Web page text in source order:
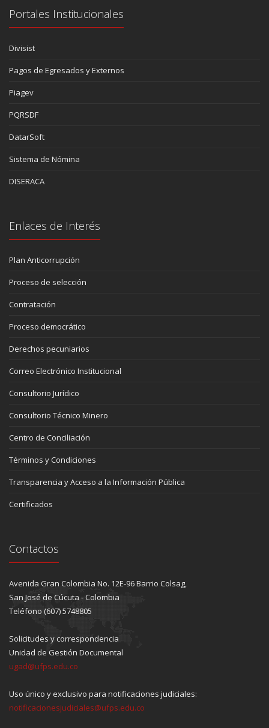
Portales Institucionales
Divisist
Pagos de Egresados y Externos
Piagev
PQRSDF
DatarSoft
Sistema de Nómina
DISERACA
Enlaces de Interés
Plan Anticorrupción
Proceso de selección
Contratación
Proceso democrático
Derechos pecuniarios
Correo Electrónico Institucional
Consultorio Jurídico
Consultorio Técnico Minero
Centro de Conciliación
Términos y Condiciones
Transparencia y Acceso a la Información Pública
Certificados
Contactos
Avenida Gran Colombia No. 12E-96 Barrio Colsag,
San José de Cúcuta - Colombia
Teléfono (607) 5748805
Solicitudes y correspondencia
Unidad de Gestión Documental
ugad@ufps.edu.co
Uso único y exclusivo para notificaciones judiciales:
notificacionesjudiciales@ufps.edu.co